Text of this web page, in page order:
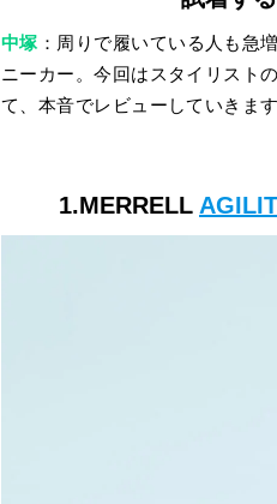
中塚 ：周りで履いている人も急
ニーカー。今回はスタイリスト
て、本音でレビューしていきます
1.MERRELL